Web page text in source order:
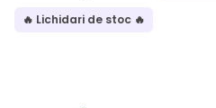
🔥 Lichidari de stoc 🔥